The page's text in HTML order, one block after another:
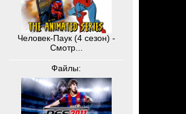
Человек-Паук (4 сезон) -
Смотр...
Файлы: